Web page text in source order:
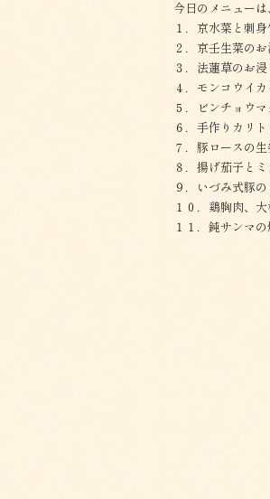
今日のメニューは
１．京水菜と刺
２．京壬生菜の
３．法蓮草のお
４．モンコウイ
５．ビンチョウマ
６．手作りカリ
７．豚ロースの
８．揚げ茄子と
９．いづみ式豚の
１０．鶏胸肉、
１１．鈍サンマ